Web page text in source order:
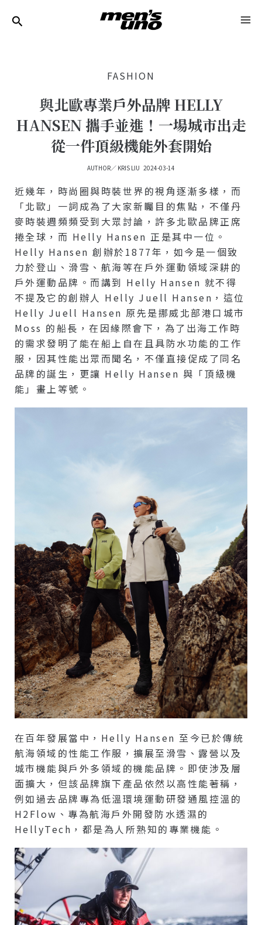
FASHION
與北歐專業戶外品牌 HELLY
HANSEN 攜手並進！一場城市出走
從一件頂級機能外套開始
AUTHOR／ KRIS LIU 2024-03-14
近幾年，時尚圈與時裝世界的視角逐漸多樣，而
「北歐」一詞成為了大家新矚目的焦點，不僅丹
麥時裝週頻頻受到大眾討論，許多北歐品牌正席
捲全球，而 Helly Hansen 正是其中一位。
Helly Hansen 創辦於1877年，如今是一個致
力於登山、滑雪、航海等在戶外運動領域深耕的
戶外運動品牌。而講到 Helly Hansen 就不得
不提及它的創辦人 Helly Juell Hansen，這位
Helly Juell Hansen 原先是挪威北部港口城市
Moss 的船長，在因緣際會下，為了出海工作時
的需求發明了能在船上自在且具防水功能的工作
服，因其性能出眾而聞名，不僅直接促成了同名
品牌的誕生，更讓 Helly Hansen 與「頂級機
能」畫上等號。
在百年發展當中，Helly Hansen 至今已於傳統
航海領域的性能工作服，擴展至滑雪、露營以及
城市機能與戶外多領域的機能品牌。即使涉及層
面擴大，但該品牌旗下產品依然以高性能著稱，
例如過去品牌專為低溫環境運動研發通風控溫的
H2Flow、專為航海戶外開發防水透濕的
HellyTech，都是為人所熟知的專業機能。
Navigation